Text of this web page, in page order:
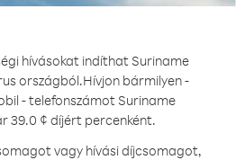
hívásokat indíthat Suriname
országból.Hívjon bármilyen -
- telefonszámot Suriname
39.0 ¢ díjért percenként.
vagy hívási díjcsomagot,